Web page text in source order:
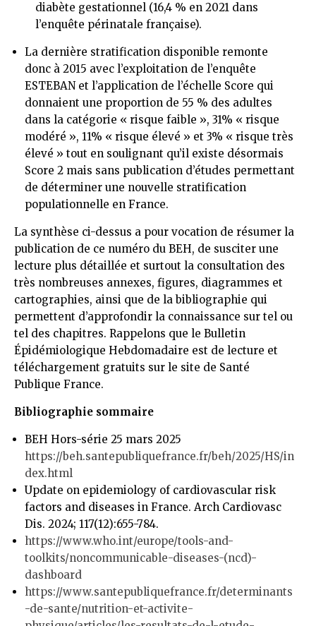
diabète gestationnel (16,4 % en 2021 dans
l’enquête périnatale française).
La dernière stratification disponible remonte
donc à 2015 avec l’exploitation de l’enquête
ESTEBAN et l’application de l’échelle Score qui
donnaient une proportion de 55 % des adultes
dans la catégorie « risque faible », 31% « risque
modéré », 11% « risque élevé » et 3% « risque très
élevé » tout en soulignant qu’il existe désormais
Score 2 mais sans publication d’études permettant
de déterminer une nouvelle stratification
populationnelle en France.
La synthèse ci-dessus a pour vocation de résumer la
publication de ce numéro du BEH, de susciter une
lecture plus détaillée et surtout la consultation des
très nombreuses annexes, figures, diagrammes et
cartographies, ainsi que de la bibliographie qui
permettent d’approfondir la connaissance sur tel ou
tel des chapitres. Rappelons que le Bulletin
Épidémiologique Hebdomadaire est de lecture et
téléchargement gratuits sur le site de Santé
Publique France.
Bibliographie sommaire
BEH Hors-série 25 mars 2025
https://beh.santepubliquefrance.fr/beh/2025/HS/in
dex.html
Update on epidemiology of cardiovascular risk
factors and diseases in France. Arch Cardiovasc
Dis. 2024; 117(12):655-784.
https://www.who.int/europe/tools-and-
toolkits/noncommunicable-diseases-(ncd)-
dashboard
https://www.santepubliquefrance.fr/determinants
-de-sante/nutrition-et-activite-